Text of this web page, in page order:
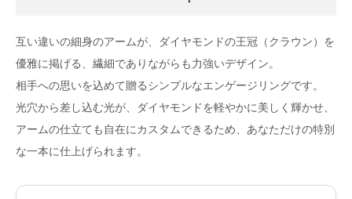
互い違いの細身のアームが、ダイヤモンドの王冠（クラウン）を
優雅に掲げる、繊細でありながらも力強いデザイン。
相手への思いを込めて贈るシンプルなエンゲージリングです。
光穴から差し込む光が、ダイヤモンドを軽やかに美しく輝かせ、
アームの仕立ても自在にカスタムできるため、あなただけの特別
な一本に仕上げられます。